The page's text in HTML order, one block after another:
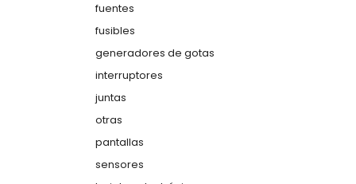
fuentes
fusibles
generadores de gotas
interruptores
juntas
otras
pantallas
sensores